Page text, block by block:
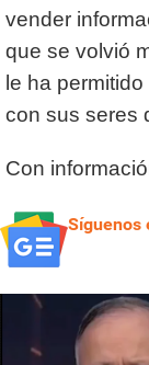
vender
que se volvió
le ha
con sus seres
Con
Síguenos